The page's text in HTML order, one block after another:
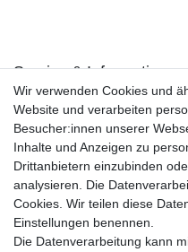
Service & Informationen
Kontakt
Retouren
Widerrufsrecht
Widerrufs­formular
Impressum
Daten­schutz­erklärung
AGB
Größentabelle
Kataloge
Wir verwenden Cookies und
Website und verarbeiten
Besucher:innen unserer
Inhalte und Anzeigen zu
Drittanbietern einzubinden
analysieren. Die
Cookies. Wir teilen diese
Einstellungen benennen.
Die Datenverarbeitung kann